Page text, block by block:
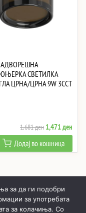
СВЕТИЛКА
ЦРНА/ЦРНА 9W 3CCT
1,681ден Original
price
was:
1,471ден
price
Додај во кошница
за да ги подобри
за употребата
за колачиња. Со